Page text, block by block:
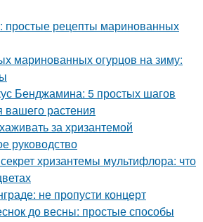
простые рецепты маринованных
маринованных огурцов на зиму:
Бенджамина: 5 простых шагов
вашего растения
за хризантемой
руководство
хризантемы мультифлора: что
не пропусти концерт
до весны: простые способы